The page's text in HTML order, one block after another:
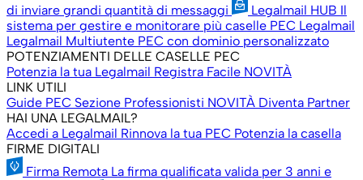
di inviare grandi quantità di messaggi
Legalmail HUB Il
sistema per gestire e monitorare più caselle PEC Legalmail
Legalmail Multiutente PEC con dominio personalizzato
POTENZIAMENTI DELLE CASELLE PEC
Potenzia la tua Legalmail Registra Facile NOVITÀ
LINK UTILI
Guide PEC Sezione Professionisti NOVITÀ Diventa Partner
HAI UNA LEGALMAIL?
Accedi a Legalmail Rinnova la tua PEC Potenzia la casella
FIRME DIGITALI
Firma Remota La firma qualificata valida per 3 anni e